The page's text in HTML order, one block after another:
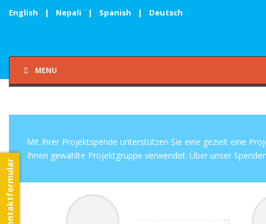
English | Nepali | Spanish | Deutsch
MENU
Mit Ihrer Projektspende unterstützen Sie eine gezielt eine
Ihnen gewählte Projektgruppe verwendet. Über unser
Kontaktformular